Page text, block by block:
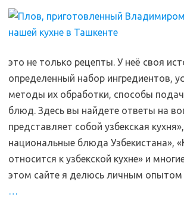
это не только рецепты. У неё своя
определенный набор ингредиентов,
методы их обработки, способы
блюд. Здесь вы найдете ответы на
представляет собой узбекская
национальные блюда Узбекистана»,
относится к узбекской кухне» и
этом сайте я делюсь личным опытом
…